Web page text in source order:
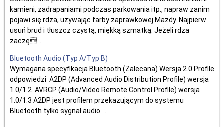
kamieni, zadrapaniami podczas parkowania itp., napraw zanim
pojawi się rdza, używając farby zaprawkowej Mazdy. Najpierw
usuń brud i tłuszcz czystą, miękką szmatką. Jeżeli rdza
zaczę ...
Bluetooth Audio (Typ A/Typ B)
Wymagana specyfikacja Bluetooth (Zalecana) Wersja 2.0 Profile
odpowiedzi A2DP (Advanced Audio Distribution Profile) wersja
1.0/1.2 AVRCP (Audio/Video Remote Control Profile) wersja
1.0/1.3 A2DP jest profilem przekazującym do systemu
Bluetooth tylko sygnał audio. ...